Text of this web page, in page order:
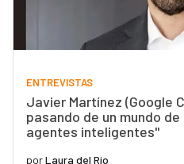
ENTREVISTAS
Javier Martínez (Google
pasando de un mundo
agentes inteligentes"
porLaura del Río